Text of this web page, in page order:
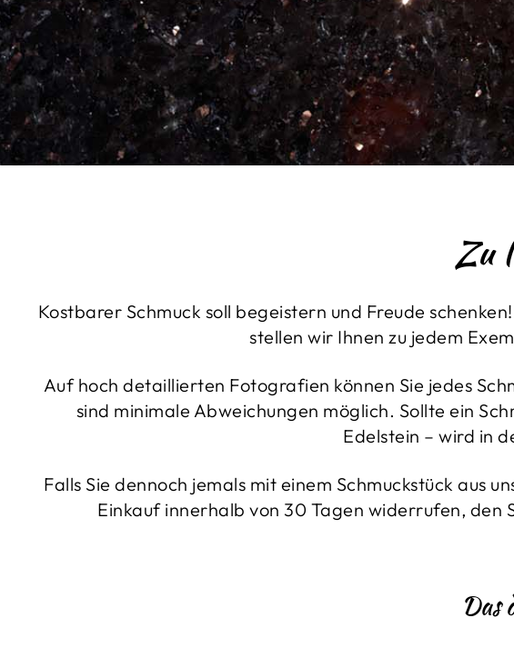
Zu
Kostbarer Schmuck soll begeistern und Freude
stellen wir Ihnen zu jedem
Auf hoch detaillierten Fotografien können Sie jedes
sind minimale Abweichungen möglich. Sollte ein
Edelstein – wird in
Falls Sie dennoch jemals mit einem Schmuckstück aus
Einkauf innerhalb von 30 Tagen widerrufen, den
Das